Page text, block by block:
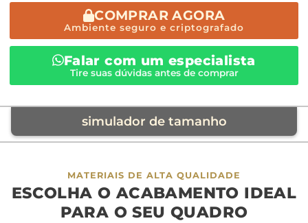
COMPRAR AGORA
Ambiente seguro e criptografado
Falar com um especialista
Tire suas dúvidas antes de comprar
simulador de tamanho
móvel de referência
sofá cama
MATERIAIS DE ALTA QUALIDADE
ESCOLHA O ACABAMENTO IDEAL
PARA O SEU QUADRO